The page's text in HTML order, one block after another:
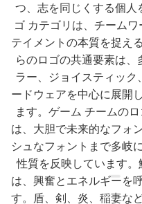
つ、志を同じくする個人
ゴ カテゴリは、チーム
テイメントの本質を捉え
らのロゴの共通要素は
ラー、ジョイスティック
ードウェアを中心に展開
ます。ゲーム チームの
は、大胆で未来的なフォ
シュなフォントまで多岐
性質を反映しています
は、興奮とエネルギーを
す。盾、剣、炎、稲妻な